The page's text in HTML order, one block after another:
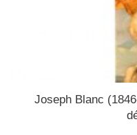
Joseph Blanc